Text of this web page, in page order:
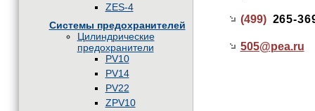
ZES-4
Системы предохранителей
Цилиндрические
предохранители
PV10
PV14
PV22
ZPV10
(499) 265-
505@pea.ru